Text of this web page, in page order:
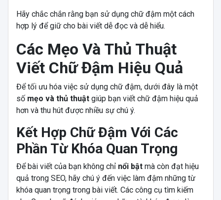
Hãy chắc chắn rằng bạn sử dụng chữ đậm một cách
hợp lý để giữ cho bài viết dễ đọc và dễ hiểu.
Các Mẹo Và Thủ Thuật
Viết Chữ Đậm Hiệu Quả
Để tối ưu hóa việc sử dụng chữ đậm, dưới đây là một
số mẹo và thủ thuậtgiúp bạn viết chữ đậm hiệu quả
hơn và thu hút được nhiều sự chú ý.
Kết Hợp Chữ Đậm Với Các
Phần Từ Khóa Quan Trọng
Để bài viết của bạn không chỉ nổi bậtmà còn đạt hiệu
quả trong SEO, hãy chú ý đến việc làm đậm những từ
khóa quan trọng trong bài viết. Các công cụ tìm kiếm